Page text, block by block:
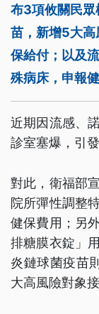
布3項攸關民眾
苗，新增5大高
保給付；以及
殊病床，申報
近期因流感、
診室塞爆，引
對此，衛福部
院所彈性調整
健保費用；另
排糖膜衣錠」
炎鏈球菌疫苗
大高風險對象接